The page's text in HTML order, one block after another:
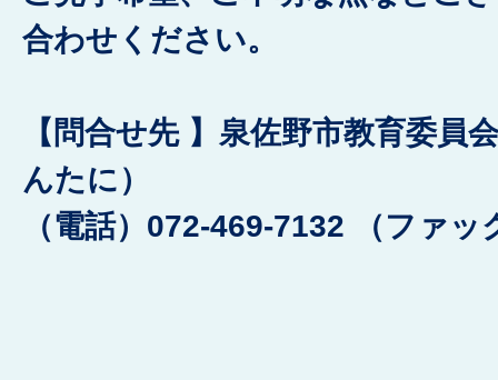
合わせください。
【問合せ先 】泉佐野市教育委員
んたに）
（電話）072-469-7132
（ファ